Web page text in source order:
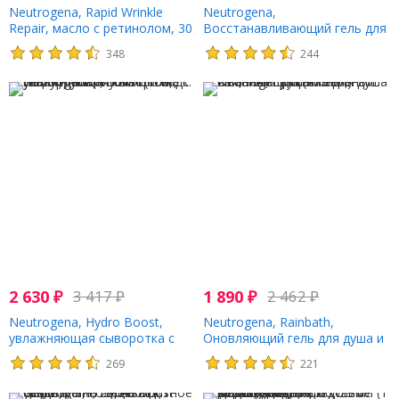
Neutrogena, Rapid Wrinkle
Repair, масло с ретинолом, 30
мл (1 жидк. Унция)
348
Neutrogena,
Восстанавливающий гель для
душа Rainbath, морская
дымка, 16 ж. унц. (473 мл)
244
2 630 ₽ 3 417₽
Neutrogena, Hydro Boost,
увлажняющая сыворотка с
гиалуроновой кислотой, без
отдушки, 30 мл (1 жидк. унция)
269
1 890₽ 2 462₽
Neutrogena, Rainbath,
Оновляющий гель для душа и
ванны, Груша и зеленый чай,
16 ж. унц.(473 мл)221